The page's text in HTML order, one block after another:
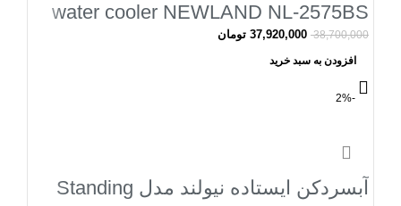
water cooler NEWLAND NL-2575BS
38,700,000
37,920,000 تومان
افزودن به سبد خرید
-2%
آبسردکن ایستاده نیولند مدل Standing